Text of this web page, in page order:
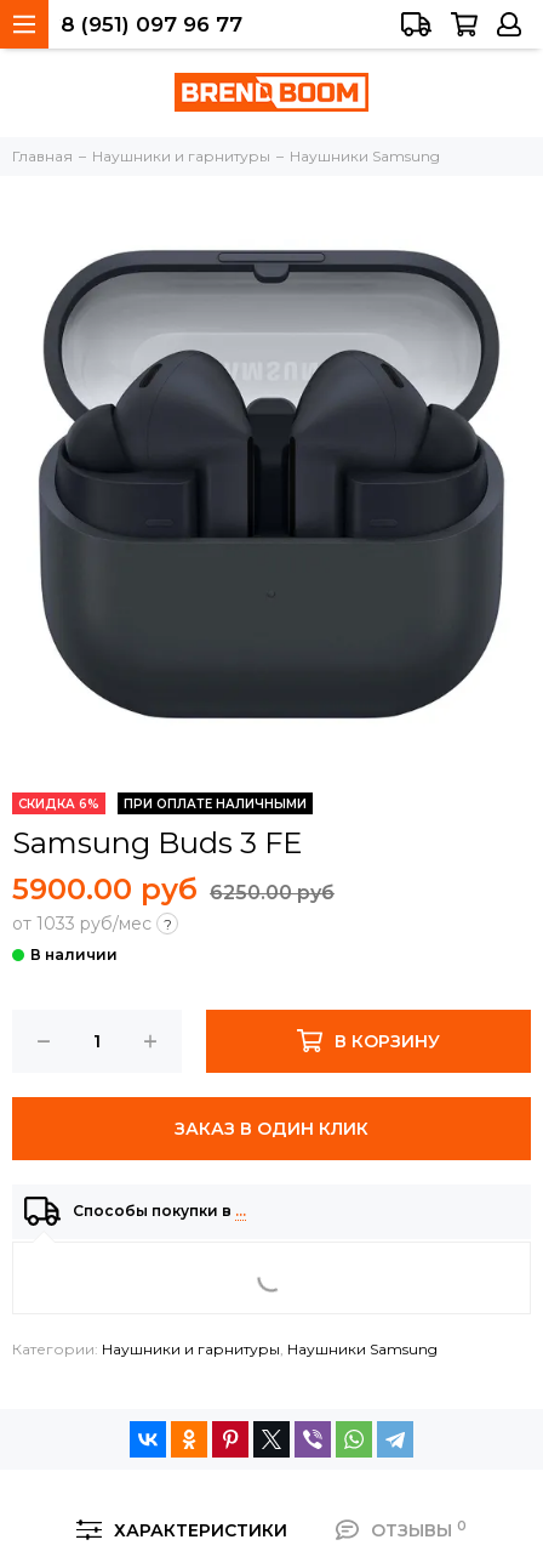
Тольятти, 40 лет Победы, 34а
8 (951) 097 96 77
Главная Наушники и гарнитуры Наушники Samsung
СКИДКА 6% ПРИ ОПЛАТЕ НАЛИЧНЫМИ
Samsung Buds 3 FE
5900.00 руб 6250.00 руб
от 1033 руб/мес ?
В КОРЗИНУ
ЗАКАЗ В ОДИН КЛИК
Способы покупки в …
Категории: Наушники и гарнитуры Наушники Samsung
ХАРАКТЕРИСТИКИ ОТЗЫВЫ 0